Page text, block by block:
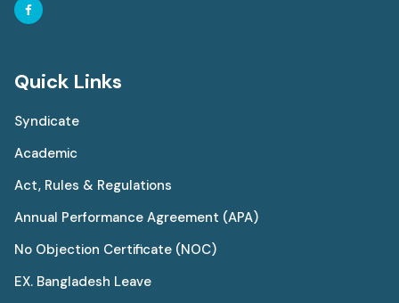
Quick Links
Syndicate
Academic
Act, Rules & Regulations
Annual Performance Agreement (APA)
No Objection Certificate (NOC)
EX. Bangladesh Leave